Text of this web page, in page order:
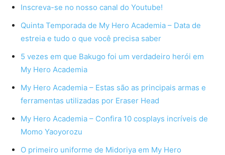
Inscreva-se no nosso canal do Youtube!
Quinta Temporada de My Hero Academia – Data de
estreia e tudo o que você precisa saber
5 vezes em que Bakugo foi um verdadeiro herói em
My Hero Academia
My Hero Academia – Estas são as principais armas e
ferramentas utilizadas por Eraser Head
My Hero Academia – Confira 10 cosplays incríveis de
Momo Yaoyorozu
O primeiro uniforme de Midoriya em My Hero